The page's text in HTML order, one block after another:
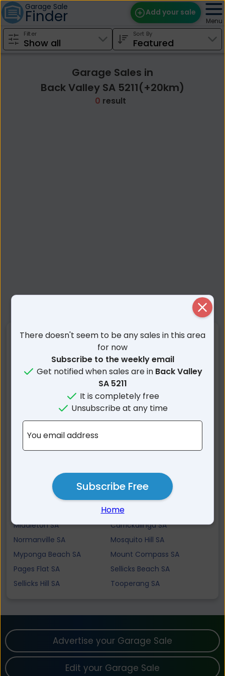
Garage Sale
Finder Add your sale
Find Sales
Edit Your Sale
Menu
Filter Sort By
Garage Sales in
Back Valley SA 5211(+20km)
0 result
Nearby Suburbs
Back Valley SA
Lower Inman Valley SA
Inman Valley SA
Encounter Bay SA
Willow Creek SA
Victor Harbor SA
Hindmarsh Valley SA
McCracken SA
Torrens Vale SA
Bald Hills SA
Chiton SA
Hindmarsh Tiers SA
Wattle Flat SA
Yankalilla SA
Mount Jagged SA
Hay Flat SA
Middleton SA
Carrickalinga SA
Normanville SA
Mosquito Hill SA
Myponga Beach SA
Mount Compass SA
Pages Flat SA
Sellicks Beach SA
Sellicks Hill SA
Tooperang SA
There doesn't seem to be any sales in this area
for now
Subscribe to the weekly email
Get notified when sales are in Back Valley
SA 5211
It is completely free
Unsubscribe at any time
You email address
Subscribe Free
Home
Advertise your Garage Sale
Edit your Garage Sale